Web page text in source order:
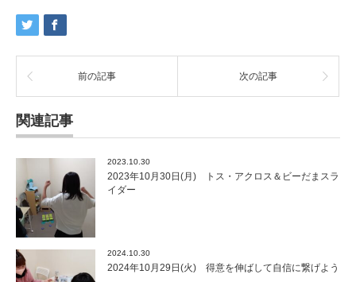
前の記事 次の記事
関連記事
2023.10.30
2023年10月30日(月) トス・アクロス＆ビーだまスラ
イダー
2024.10.30
2024年10月29日(火) 得意を伸ばして自信に繋げよう